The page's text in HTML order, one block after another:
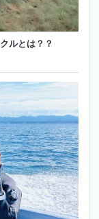
ルとは？？